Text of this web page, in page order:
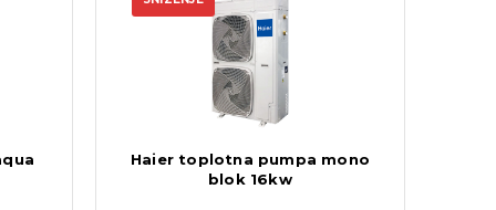
Haier toplotna pumpa mono
blok 16kw